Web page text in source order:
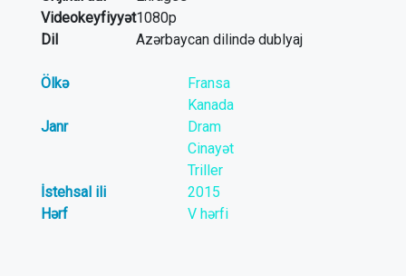
Videokeyfiyyət1080p
Dil
Azərbaycan dilində dublyaj
Ölkə
Fransa
Kanada
Janr
Dram
Cinayət
Triller
İstehsal ili
2015
Hərf
V hərfi